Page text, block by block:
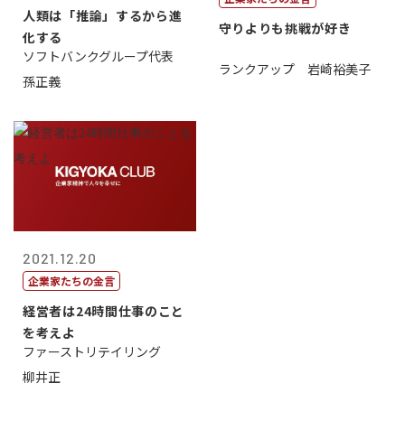
人類は「推論」するから進
化する
ソフトバンクグループ代表
孫正義
守りよりも挑戦が好き
ランクアップ 岩崎裕美子
2021.12.20
企業家たちの金言
経営者は24時間仕事のこと
を考えよ
ファーストリテイリング
柳井正